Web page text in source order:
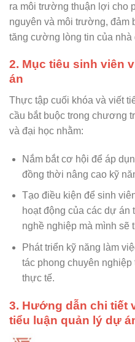
ra môi trường thuận lợi cho
nguyên và môi trường, đảm
tăng cường lòng tin của nhà
2. Mục tiêu sinh viên
án
Thực tập cuối khóa và viết
cầu bắt buộc trong chương
và đại học nhằm:
Nắm bắt cơ hội để áp
đồng thời nâng cao kỹ
Tạo điều kiện để sinh
hoạt động của các dự án
nghề nghiệp mà mình sẽ
Phát triển kỹ năng làm
tác phong chuyên
thực tế.
3. Hướng dẫn chi tiết
tiểu luận quản lý dự